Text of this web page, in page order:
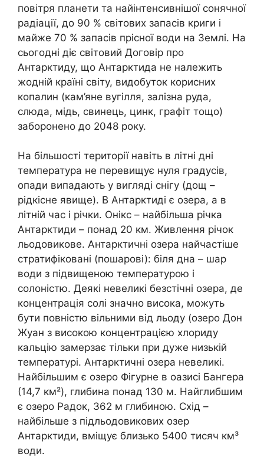
повітря планети та найінтенсивнішої сонячної
радіації, до 90 % світових запасів криги і
майже 70 % запасів прісної води на Землі. На
сьогодні діє світовий Договір про
Антарктиду, що Антарктида не належить
жодній країні світу, видобуток корисних
копалин (кам’яне вугілля, залізна руда,
слюда, мідь, свинець, цинк, графіт тощо)
заборонено до 2048 року.
На більшості території навіть в літні дні
температура не перевищує нуля градусів,
опади випадають у вигляді снігу (дощ –
рідкісне явище). В Антарктиді є озера, а в
літній час і річки. Онікс – найбільша річка
Антарктиди – понад 20 км. Живлення річок
льодовикове. Антарктичні озера найчастіше
стратифіковані (пошарові): біля дна – шар
води з підвищеною температурою і
солоністю. Деякі невеликі безстічні озера, де
концентрація солі значно висока, можуть
бути повністю вільними від льоду (озеро Дон
Жуан з високою концентрацією хлориду
кальцію замерзає тільки при дуже низькій
температурі. Антарктичні озера невеликі.
Найбільшим є озеро Фігурне в оазисі Бангера
(14,7 км²), глибина понад 130 м. Найглибшим
є озеро Радок, 362 м глибиною. Схід –
найбільше з підльодовикових озер
Антарктиди, вміщує близько 5400 тисяч км³
води.